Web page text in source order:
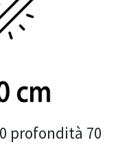
profondità 70